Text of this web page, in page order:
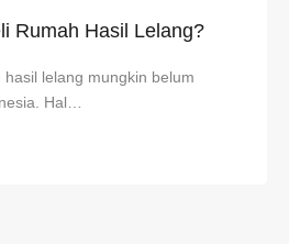
Rumah Hasil Lelang?
lelang mungkin belum
Hal…